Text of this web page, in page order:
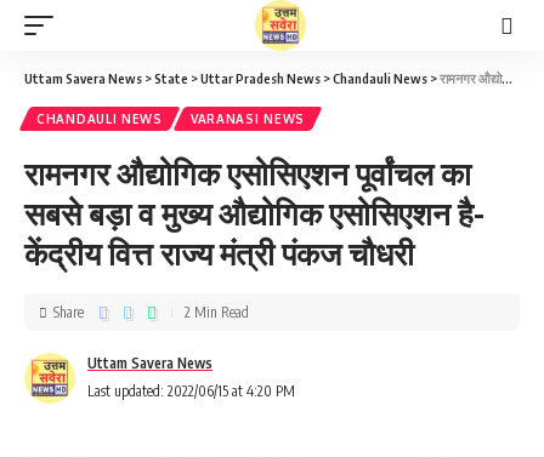
Uttam Savera News >State >Uttar Pradesh News >Chandauli News >रामनगर औद्योगिक एसोसिएशन पूर्वांचल का सबसे बड़ा व मुख्य औद्योगिक एसोसिएशन है- केंद्रीय वित्त राज्य मंत्री पंकज चौधरी
CHANDAULI NEWS VARANASI NEWS
रामनगर औद्योगिक एसोसिएशन पूर्वांचल का
सबसे बड़ा व मुख्य औद्योगिक एसोसिएशन है-
केंद्रीय वित्त राज्य मंत्री पंकज चौधरी
Last updated: 2022/06/15 at 4:20 PM
Uttam Savera News
Share 2 Min Read